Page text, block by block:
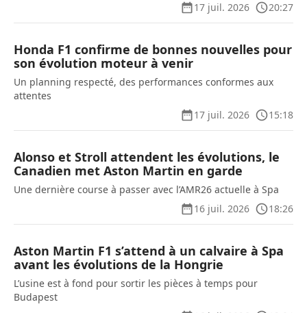
17 juil. 2026
20:27
Honda F1 confirme de bonnes nouvelles pour
son évolution moteur à venir
Un planning respecté, des performances conformes aux
attentes
17 juil. 2026
15:18
Alonso et Stroll attendent les évolutions, le
Canadien met Aston Martin en garde
Une dernière course à passer avec l’AMR26 actuelle à Spa
16 juil. 2026
18:26
Aston Martin F1 s’attend à un calvaire à Spa
avant les évolutions de la Hongrie
L’usine est à fond pour sortir les pièces à temps pour
Budapest